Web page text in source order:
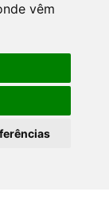
vêm
by trigenius